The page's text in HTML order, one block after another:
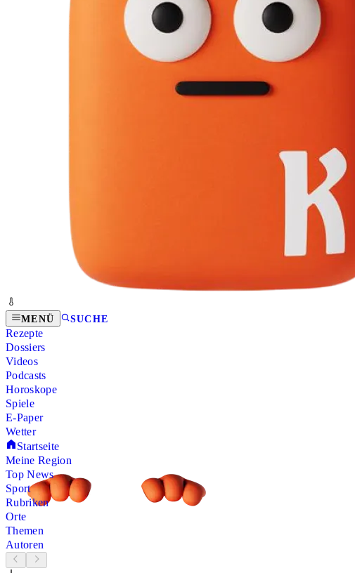
MENÜ SUCHE
Rezepte
Dossiers
Videos
Podcasts
Horoskope
Spiele
E-Paper
Wetter
Startseite
Meine Region
Top News
Sport
Rubriken
Orte
Themen
Autoren